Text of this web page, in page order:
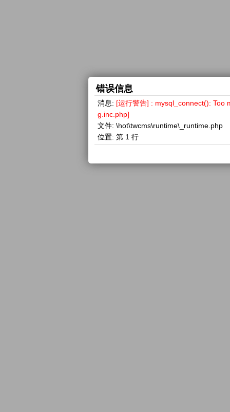
错误信息
消息: [运行警告] : mysql_connect(): Too
g.inc.php]
文件: \hot\twcms\runtime\_runtime.php
位置: 第 1 行